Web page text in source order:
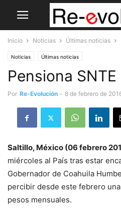
Inicio Noticias Últimas noticias
Noticias Últimas noticias
Pensiona
Por Re-Evolución - 8 de febrero de
Saltillo, México (06 febrero
miércoles al País tras estar
Gobernador de Coahuila
percibir desde este febrero
pesos mensuales.